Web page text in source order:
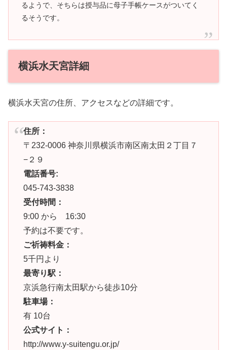
るようで、そちらは授与品に母子手帳ケースがついてく
るそうです。
横浜水天宮詳細
横浜水天宮の住所、アクセスなどの詳細です。
住所：
〒232-0006 神奈川県横浜市南区南太田２丁目７
−２９
電話番号:
045-743-3838
受付時間：
9:00 から 16:30
予約は不要です。
ご祈祷料金：
5千円より
最寄り駅：
京浜急行南太田駅から徒歩10分
駐車場：
有 10台
公式サイト：
http://www.y-suitengu.or.jp/